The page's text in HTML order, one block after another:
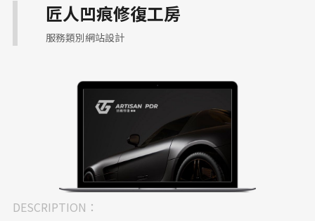
匠人凹痕修復工房
服務類別網站設計
DESCRIPTION：